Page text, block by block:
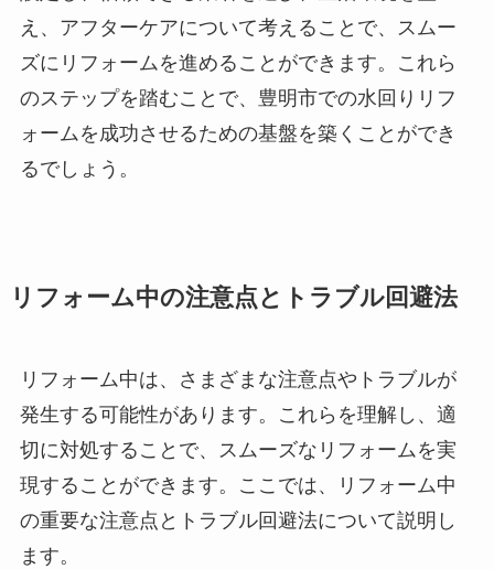
え、アフターケアについて考えることで、スムー
ズにリフォームを進めることができます。これら
のステップを踏むことで、豊明市での水回りリフ
ォームを成功させるための基盤を築くことができ
るでしょう。
リフォーム中の注意点とトラブル回避法
リフォーム中は、さまざまな注意点やトラブルが
発生する可能性があります。これらを理解し、適
切に対処することで、スムーズなリフォームを実
現することができます。ここでは、リフォーム中
の重要な注意点とトラブル回避法について説明し
ます。